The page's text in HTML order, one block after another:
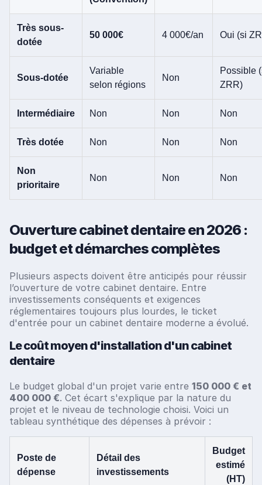
Très sous-
dotée
50 000€ 4 000€/an Oui (si
Sous-dotée
Variable
selon régions
Non
Possible
ZRR)
Intermédiaire Non Non Non
Très dotée Non Non Non
Non
prioritaire
Non Non Non
Ouverture cabinet dentaire en 2026 :
budget et démarches complètes
Plusieurs aspects doivent être anticipés pour réussir
l’ouverture de votre cabinet dentaire. Entre
investissements conséquents et exigences
réglementaires toujours plus lourdes, le ticket
d'entrée pour un cabinet dentaire moderne a évolué.
Le coût moyen d'installation d'un cabinet
dentaire
Le budget global d'un projet varie entre 150 000 € et
400 000 €. Cet écart s'explique par la nature du
projet et le niveau de technologie choisi. Voici un
tableau synthétique des dépenses à prévoir :
Poste de
dépense
Détail des
investissements
Budget
estimé
(HT)